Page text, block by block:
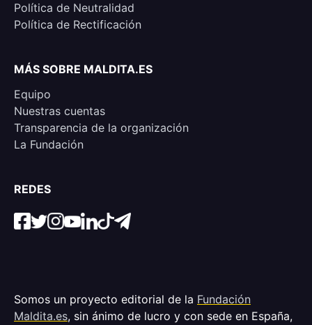
Política de Neutralidad
Política de Rectificación
MÁS SOBRE MALDITA.ES
Equipo
Nuestras cuentas
Transparencia de la organización
La Fundación
REDES
Somos un proyecto editorial de la Fundación
Maldita.es, sin ánimo de lucro y con sede en España,